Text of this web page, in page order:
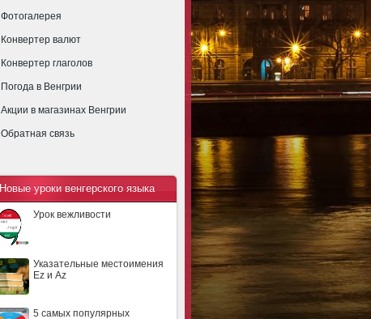
Фотогалерея
Конвертер валют
Конвертер глаголов
Погода в Венгрии
Акции в магазинах Венгрии
Обратная связь
Новые уроки венгерского языка
Урок вежливости
Указательные местоимения
Ez и Az
5 самых популярных